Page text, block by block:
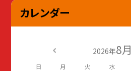
カレンダー
2026年8月
日 月 火 水